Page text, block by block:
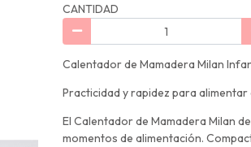
CANTIDAD
Calentador de Mamadera Milan
Practicidad y rapidez para alimentar
El Calentador de Mamadera Milan
momentos de alimentación.